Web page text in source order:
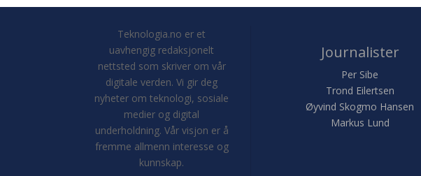
Teknologia.no er et
uavhengig redaksjonelt
nettsted som skriver om vår
digitale verden. Vi gir deg
nyheter om teknologi, sosiale
medier og digital
underholdning. Vår visjon er å
fremme allmenn interesse og
kunnskap.
Journalister
Per Sibe
Trond Eilertsen
Øyvind Skogmo Hansen
Markus Lund